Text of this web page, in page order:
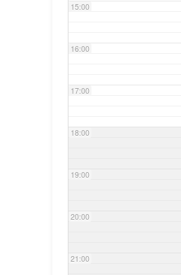
15:00
16:00
17:00
18:00
19:00
20:00
21:00